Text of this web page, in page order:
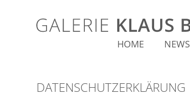
HOME NEWS
DATENSCHUTZERKLÄRUNG